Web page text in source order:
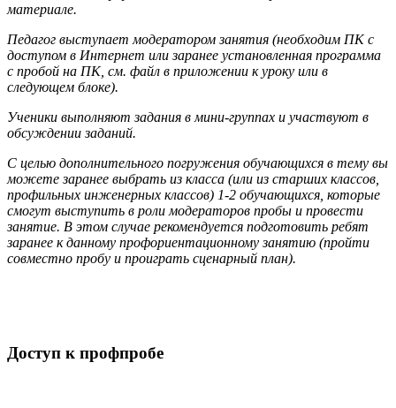
материале.
Педагог выступает модератором занятия (необходим ПК с
доступом в Интернет или заранее установленная программа
с пробой на ПК, см. файл в приложении к уроку или в
следующем блоке).
Ученики выполняют задания в мини-группах и участвуют в
обсуждении заданий.
С целью дополнительного погружения обучающихся в тему вы
можете заранее выбрать из класса (или из старших классов,
профильных инженерных классов) 1-2 обучающихся, которые
смогут выступить в роли модераторов пробы и провести
занятие. В этом случае рекомендуется подготовить ребят
заранее к данному профориентационному занятию (пройти
совместно пробу и проиграть сценарный план).
Доступ к профпробе